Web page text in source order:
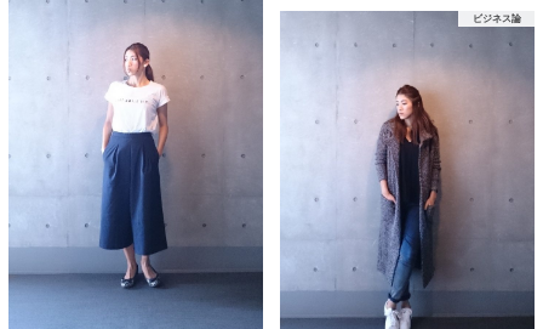
ビジネス論